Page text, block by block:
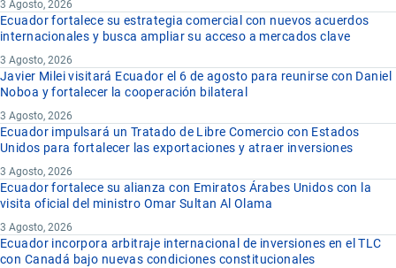
3 Agosto, 2026
Ecuador fortalece su estrategia comercial con nuevos acuerdos
internacionales y busca ampliar su acceso a mercados clave
3 Agosto, 2026
Javier Milei visitará Ecuador el 6 de agosto para reunirse con Daniel
Noboa y fortalecer la cooperación bilateral
3 Agosto, 2026
Ecuador impulsará un Tratado de Libre Comercio con Estados
Unidos para fortalecer las exportaciones y atraer inversiones
3 Agosto, 2026
Ecuador fortalece su alianza con Emiratos Árabes Unidos con la
visita oficial del ministro Omar Sultan Al Olama
3 Agosto, 2026
Ecuador incorpora arbitraje internacional de inversiones en el TLC
con Canadá bajo nuevas condiciones constitucionales